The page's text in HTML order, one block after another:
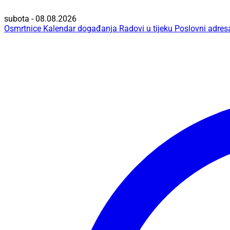
subota - 08.08.2026
Osmrtnice Kalendar događanja Radovi u tijeku Poslovni